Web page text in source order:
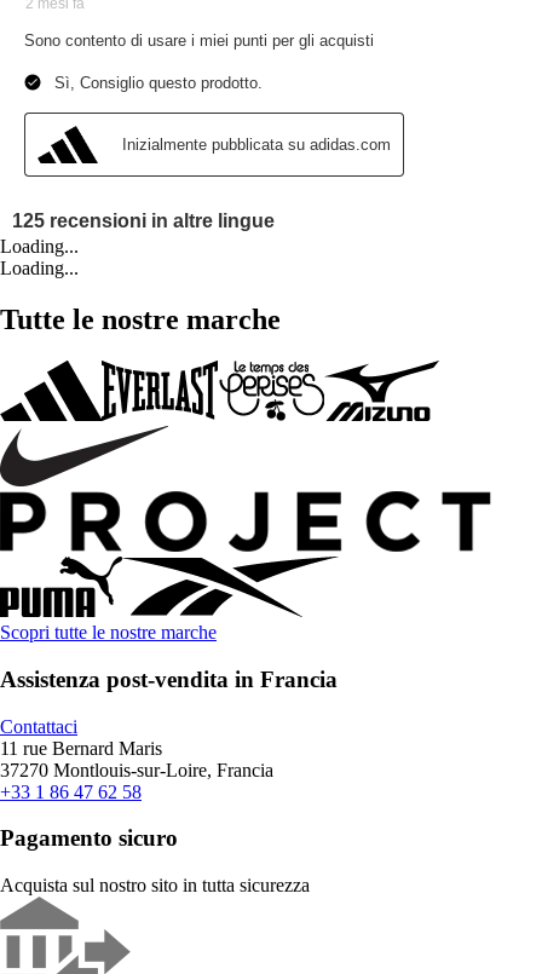
Loading...
Loading...
Tutte le nostre marche
Scopri tutte le nostre marche
Assistenza post-vendita in Francia
Contattaci
11 rue Bernard Maris
37270 Montlouis-sur-Loire, Francia
+33 1 86 47 62 58
Pagamento sicuro
Acquista sul nostro sito in tutta sicurezza